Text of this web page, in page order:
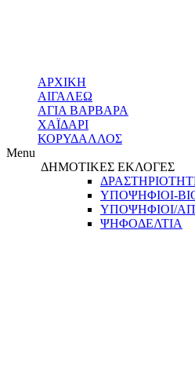
ΑΡΧΙΚΗ
ΑΙΓΑΛΕΩ
ΑΓΙΑ ΒΑΡΒΑΡΑ
ΧΑΪΔΑΡΙ
ΚΟΡΥΔΑΛΛΟΣ
Menu
ΔΗΜΟΤΙΚΕΣ ΕΚΛΟΓΕΣ
ΥΠΟΨΗΦΙΟΙ-
ΥΠΟΨΗΦΙΟΙ/
ΨΗΦΟΔΕΛΤΙΑ